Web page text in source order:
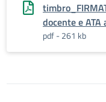
docente e
pdf - 261 kb